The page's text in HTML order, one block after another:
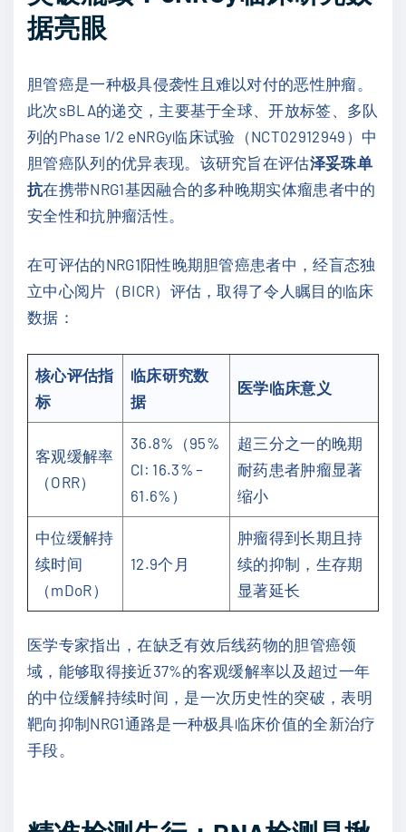
据亮眼
胆管癌是一种极具侵袭性且难以对付的恶性肿瘤。
此次sBLA的递交，主要基于全球、开放标签、多队
列的Phase 1/2 eNRGy临床试验（NCT02912949）中
胆管癌队列的优异表现。该研究旨在评估泽妥珠单
抗在携带NRG1基因融合的多种晚期实体瘤患者中的
安全性和抗肿瘤活性。
在可评估的NRG1阳性晚期胆管癌患者中，经盲态独
立中心阅片（BICR）评估，取得了令人瞩目的临床
数据：
核心评估指
标
临床研究数
据
医学临床意义
客观缓解率
（ORR）
36.8%（95%
CI: 16.3% –
61.6%）
超三分之一的晚期
耐药患者肿瘤显著
缩小
中位缓解持
续时间
（mDoR）
12.9个月
肿瘤得到长期且持
续的抑制，生存期
显著延长
医学专家指出，在缺乏有效后线药物的胆管癌领
域，能够取得接近37%的客观缓解率以及超过一年
的中位缓解持续时间，是一次历史性的突破，表明
靶向抑制NRG1通路是一种极具临床价值的全新治疗
手段。